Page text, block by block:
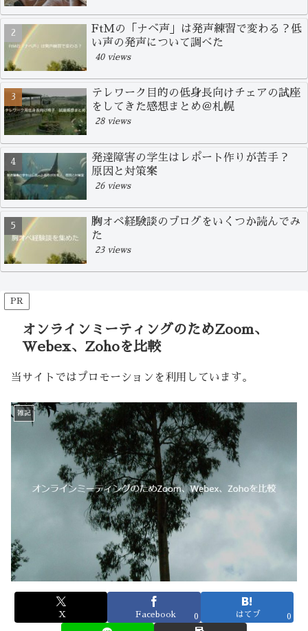
FtMの「ナベ声」は発声練習で変わる？低
い声の発声について調べた
40 views
テレワーク目的の低身長向けチェアの試座
をしてきた感想まとめ＠札幌
28 views
発達障害の学生はレポート作りが苦手？
原因と対策案
26 views
胸オペ経験談のブログをいくつか読んでみ
た
23 views
PR
オンラインミーティングのためZoom、
Webex、Zohoを比較
当サイトではプロモーションを利用しています。
雑記
X Facebook 0 はてブ 0